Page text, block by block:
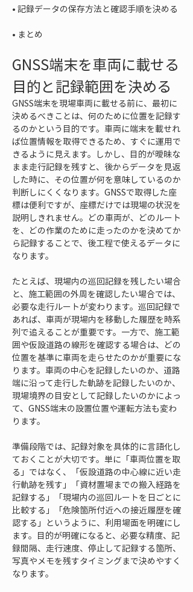
•
• まとめ
GNSS端末を車両に載せる
目的と記録範囲を決める
GNSS端末を現場車両に載せる前に、最初に
決めるべきことは、何のために位置を記録す
るのかという目的です。車両に端末を載せれ
ば位置情報を取得できるため、すぐに運用で
きるように見えます。しかし、目的が曖昧な
まま走行記録を残すと、後からデータを見返
した時に、その位置が何を意味しているのか
判断しにくくなります。GNSSで取得した座
標は便利ですが、座標だけでは現場の状況を
説明しきれません。どの車両が、どのルート
を、どの作業のために走ったのかを決めてか
ら記録することで、後工程で使えるデータに
なります。
たとえば、現場内の巡回記録を残したい場合
と、施工範囲の外周を確認したい場合では、
必要な走行ルートが変わります。巡回記録で
あれば、車両が現場内を移動した履歴を時系
列で追えることが重要です。一方で、施工範
囲や仮設道路の線形を確認する場合は、どの
位置を基準に車両を走らせたのかが重要にな
ります。車両の中心を記録したいのか、道路
端に沿って走行した軌跡を記録したいのか、
現場境界の目安として記録したいのかによっ
て、GNSS端末の設置位置や運転方法も変わ
ります。
準備段階では、記録対象を具体的に言語化し
ておくことが大切です。単に「車両位置を取
る」ではなく、「仮設道路の中心線に近い走
行軌跡を残す」「資材置場までの搬入経路を
記録する」「現場内の巡回ルートを日ごとに
比較する」「危険箇所付近への接近履歴を確
認する」というように、利用場面を明確にし
ます。目的が明確になると、必要な精度、記
録間隔、走行速度、停止して記録する箇所、
写真やメモを残すタイミングまで決めやすく
なります。